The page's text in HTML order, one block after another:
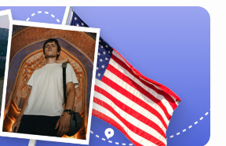
toshkentlik —
aqshdagi hayot,
tog‘lar sog‘inchi va
“xuddi o‘sha” palov
haqida